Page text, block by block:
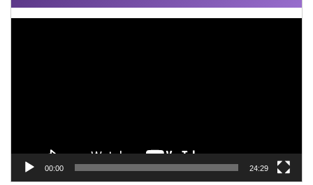
00:00 24:29